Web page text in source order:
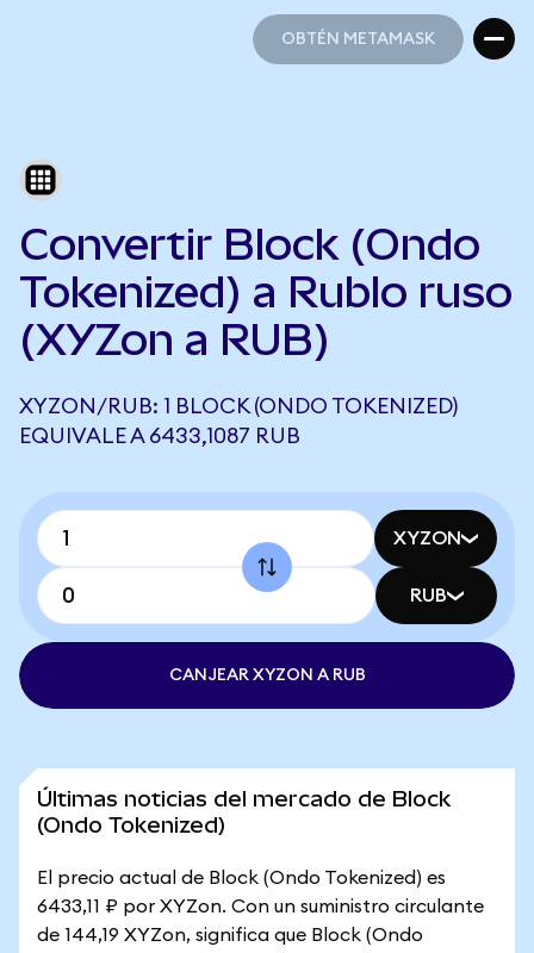
OBTÉN METAMASK
Convertir Block (Ondo
Tokenized) a Rublo ruso
(XYZon a RUB)
XYZON/RUB: 1 BLOCK (ONDO TOKENIZED)
EQUIVALE A 6433,1087 RUB
XYZON
RUB
CANJEAR XYZON A RUB
Últimas noticias del mercado de Block
(Ondo Tokenized)
El precio actual de Block (Ondo Tokenized) es
6433,11 ₽ por XYZon. Con un suministro circulante
de 144,19 XYZon, significa que Block (Ondo